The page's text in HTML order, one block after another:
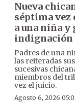
Nueva
séptima vez
a una niña y
indignación
Padres de una
las reiteradas
sucesivas
miembros del
vez el juicio.
Agosto 6, 2026